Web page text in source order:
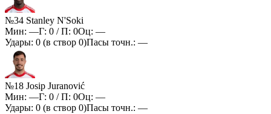
№34 Stanley N'Soki
Мин: —Г: 0 / П: 0Оц: —
Удары: 0 (в створ 0)Пасы точн.: —
№18 Josip Juranović
Мин: —Г: 0 / П: 0Оц: —
Удары: 0 (в створ 0)Пасы точн.: —